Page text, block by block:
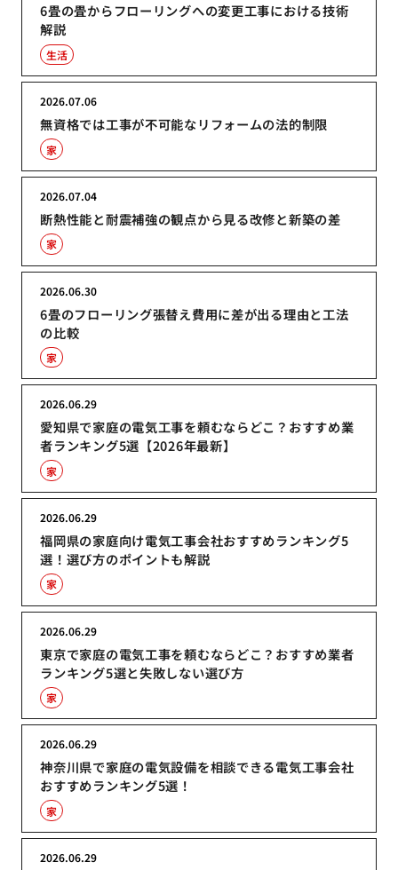
6畳の畳からフローリングへの変更工事における技術
解説
生活
無資格では工事が不可能なリフォームの法的制限
2026.07.06
家
断熱性能と耐震補強の観点から見る改修と新築の差
2026.07.04
家
6畳のフローリング張替え費用に差が出る理由と工法
の比較
2026.06.30
家
愛知県で家庭の電気工事を頼むならどこ？おすすめ業
者ランキング5選【2026年最新】
2026.06.29
家
福岡県の家庭向け電気工事会社おすすめランキング5
選！選び方のポイントも解説
2026.06.29
家
東京で家庭の電気工事を頼むならどこ？おすすめ業者
ランキング5選と失敗しない選び方
2026.06.29
家
神奈川県で家庭の電気設備を相談できる電気工事会社
おすすめランキング5選！
2026.06.29
家
2026.06.29